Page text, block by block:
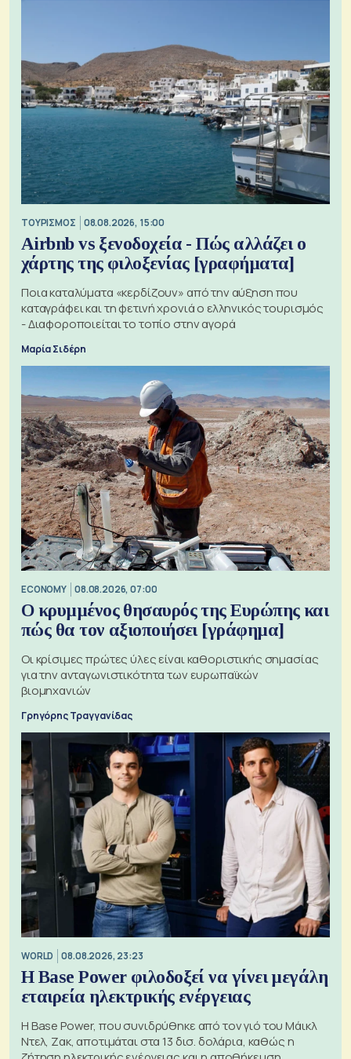
ΤΟΥΡΙΣΜΟΣ 08.08.2026, 15:00
Airbnb vs ξενοδοχεία - Πώς αλλάζει ο
χάρτης της φιλοξενίας [γραφήματα]
Ποια καταλύματα «κερδίζουν» από την αύξηση που
καταγράφει και τη φετινή χρονιά ο ελληνικός τουρισμός
- Διαφοροποιείται το τοπίο στην αγορά
Μαρία Σιδέρη
ECONOMY 08.08.2026, 07:00
Ο κρυμμένος θησαυρός της Ευρώπης και
πώς θα τον αξιοποιήσει [γράφημα]
Οι κρίσιμες πρώτες ύλες είναι καθοριστικής σημασίας
για την ανταγωνιστικότητα των ευρωπαϊκών
βιομηχανιών
Γρηγόρης Τραγγανίδας
WORLD 08.08.2026, 23:23
Η Base Power φιλοδοξεί να γίνει μεγάλη
εταιρεία ηλεκτρικής ενέργειας
Η Base Power, που συνιδρύθηκε από τον γιό του Μάικλ
Ντελ, Ζακ, αποτιμάται στα 13 δισ. δολάρια, καθώς η